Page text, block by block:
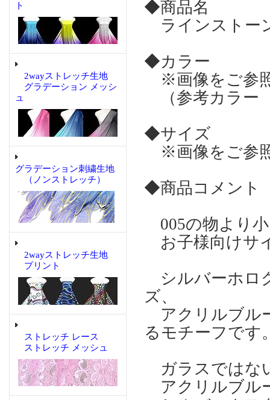
ト
2wayストレッチ生地
グラデーション メッシ
ュ
グラデーション刺繍生地
（ノンストレッチ）
2wayストレッチ生地
プリント
ストレッチ レース
ストレッチ メッシュ
◆商品名
ラインストー
◆カラー
※画像をご参
（参考カラー
◆サイズ
※画像をご参
◆商品コメント
005の物より
お子様向けサ
シルバーホロ
ズ、
アクリルブル
るモチーフです
ガラスではな
アクリルブル